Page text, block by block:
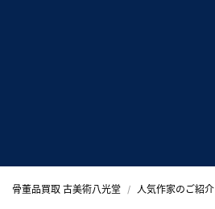
骨董品買取 古美術八光堂 人気作家のご紹介